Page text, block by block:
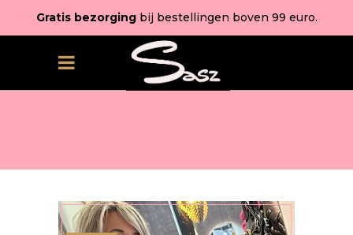
Gratis bezorgingbij bestellingen boven 99 euro.